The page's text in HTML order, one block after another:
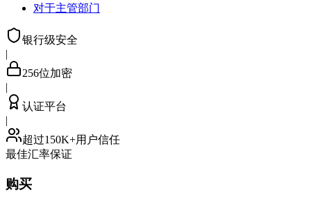
对于主管部门
银行级安全
|
256位加密
|
认证平台
|
超过150K+用户信任
最佳汇率保证
购买